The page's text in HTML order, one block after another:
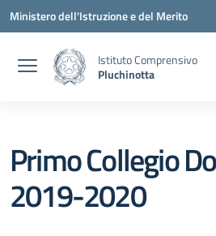
Vai ai contenuti
Vai al menu di navigazione
Vai al footer
Ministero dell'Istruzione e del Merito
Istituto Comprensivo
Pluchinotta
Primo Collegio
2019-2020